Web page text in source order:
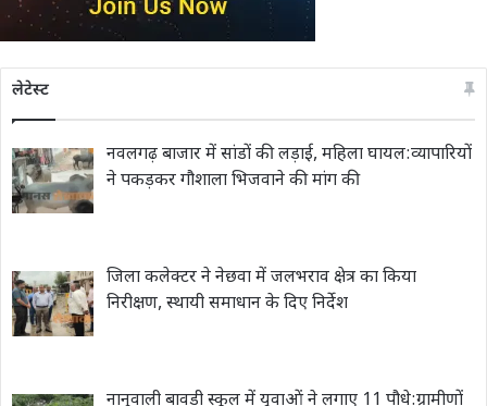
लेटेस्ट
नवलगढ़ बाजार में सांडों की लड़ाई, महिला घायल:व्यापारियों
ने पकड़कर गौशाला भिजवाने की मांग की
जिला कलेक्टर ने नेछवा में जलभराव क्षेत्र का किया
निरीक्षण, स्थायी समाधान के दिए निर्देश
नानुवाली बावड़ी स्कूल में युवाओं ने लगाए 11 पौधे:ग्रामीणों